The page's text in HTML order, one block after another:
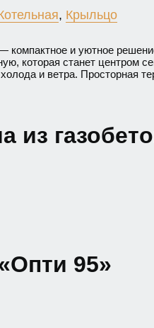
, Крыльцо
и уютное
которая станет центром
и ветра. Просторная
из
95»